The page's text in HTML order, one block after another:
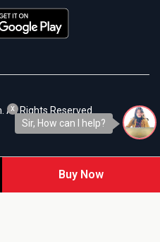
All Rights Reserved.
Buy Now
Sir, How can I help?
x